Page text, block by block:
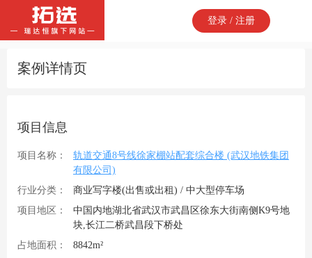
登录 / 注册
案例详情页
项目信息
项目名称：
轨道交通8号线徐家棚站配套综合楼 (武汉地铁集团
有限公司)
行业分类：
商业写字楼(出售或出租) / 中大型停车场
项目地区：
中国内地湖北省武汉市武昌区徐东大街南侧K9号地
块,长江二桥武昌段下桥处
占地面积：
8842m²